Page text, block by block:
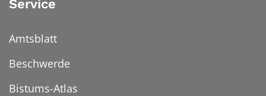
Service
Amtsblatt
Beschwerde
Bistums-Atlas